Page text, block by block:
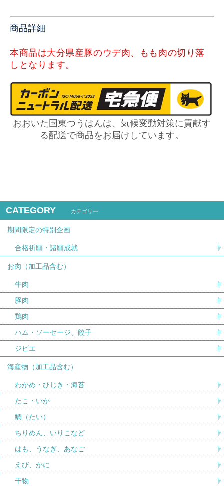
商品詳細
本商品は大分県産豚のウデ肉、もも肉の切り落
しとなります。
おおいた国東つうはんは、気候変動対策に貢献す
る配送で商品をお届けしています。
CATEGORY カテゴリー
期間限定の特別企画
合格祈願・諸願成就
お肉（加工品含む）
牛肉
豚肉
鶏肉
ハム・ソーセージ、餃子
ジビエ
海産物（加工品含む）
わかめ・ひじき・海苔
たこ・いか
鯛（たい）
ちりめん、いりこなど
はも、うなぎ、あなご
えび、かに
干物